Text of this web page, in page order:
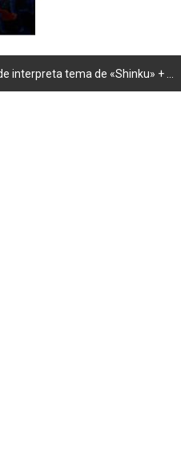
tema de «Shinku» + new album.